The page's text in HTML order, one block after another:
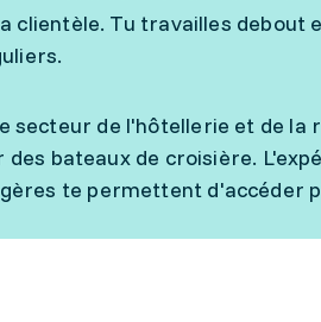
clientèle. Tu travailles debout
secteur de l'hôtellerie et de la
des bateaux de croisière.
te permettent d'accéder